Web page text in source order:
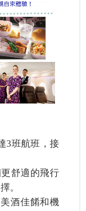
3班航班，接
舒適的飛行
。
酒佳餚和機